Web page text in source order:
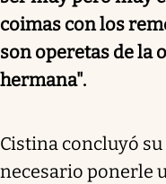
coimas con los
son operetas de la
hermana".
Cistina concluyó
necesario ponerle